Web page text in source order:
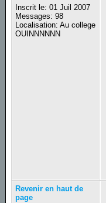
Inscrit le: 01 Juil 2007
Messages: 98
Localisation: Au college
OUINNNNNN
Revenir en haut de
page